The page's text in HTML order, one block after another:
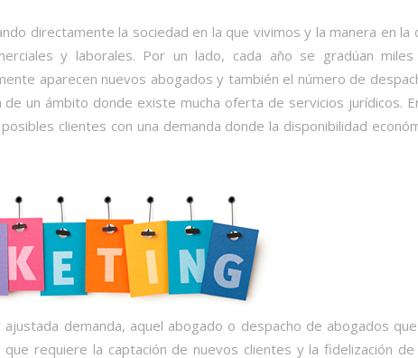
directamente la sociedad en la que vivimos y la manera en la
y laborales. Por un lado, cada año se gradúan
aparecen nuevos abogados y también el número de
un ámbito donde existe mucha oferta de servicios jurídicos.
clientes con una demanda donde la disponibilidad
demanda, aquel abogado o despacho de abogados
requiere la captación de nuevos clientes y la fidelización